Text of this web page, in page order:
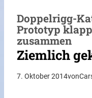
Doppelrigg-
Prototyp
zusammen
Ziemlich
7. Oktober 2014von